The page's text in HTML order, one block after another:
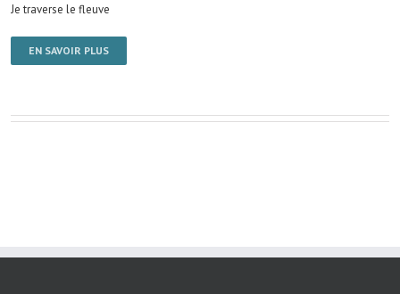
Je traverse le fleuve
EN SAVOIR PLUS